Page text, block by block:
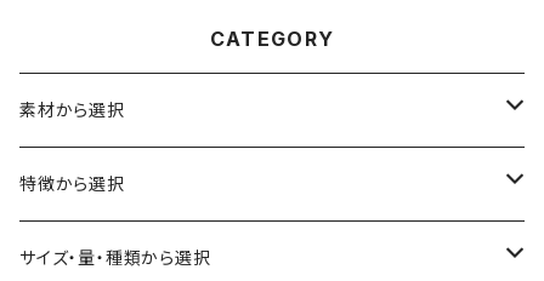
CATEGORY
素材から選択
ABS
ASA（アクリル・スチレン・アクリロニトリル）
特徴から選択
食品対応
サイズ・量・種類から選択